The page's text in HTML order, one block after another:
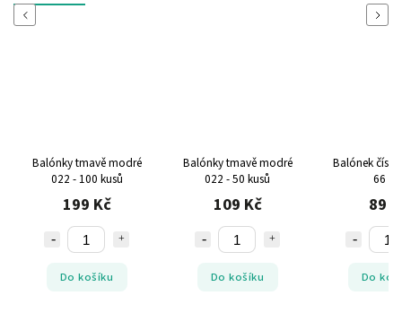
Previous
Balónky tmavě modré
022 - 100 kusů
199 Kč
Do košíku
Balónky tmavě modré
022 - 50 kusů
109 Kč
Do košíku
Balónek
66
89
Do
Next